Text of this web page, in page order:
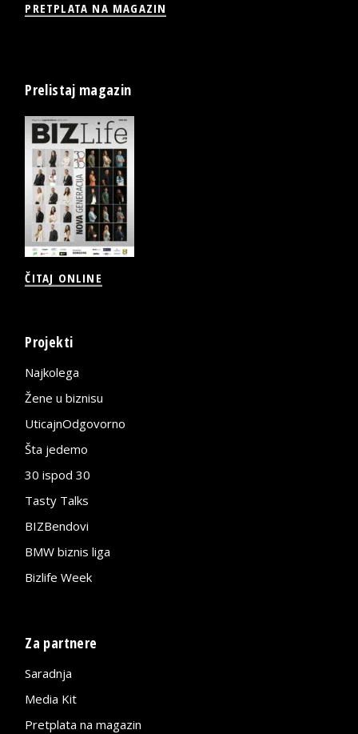
PRETPLATA NA MAGAZIN
Prelistaj magazin
ČITAJ ONLINE
Projekti
Najkolega
Žene u biznisu
UticajnOdgovorno
Šta jedemo
30 ispod 30
Tasty Talks
BIZBendovi
BMW biznis liga
Bizlife Week
Za partnere
Saradnja
Media Kit
Pretplata na magazin